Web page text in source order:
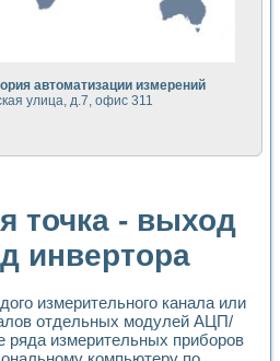
для исследования функциональных
возможности создания экономичного
кинетики движения макрочастиц в
свойств дисперсных продуктов
управления сверхпроводящим
NI в курсе экспериментальной
аэрозоля и выпадения осадка в
для геометрического анализа в
с помощью программно -
асинхронным тиристорным
NATIONAL INSTRUMENTS для
автоматизации измерений
улица, д.7, офис 311
точка - выход
инвертора
измерительного канала или
отдельных модулей АЦП/
измерительных приборов